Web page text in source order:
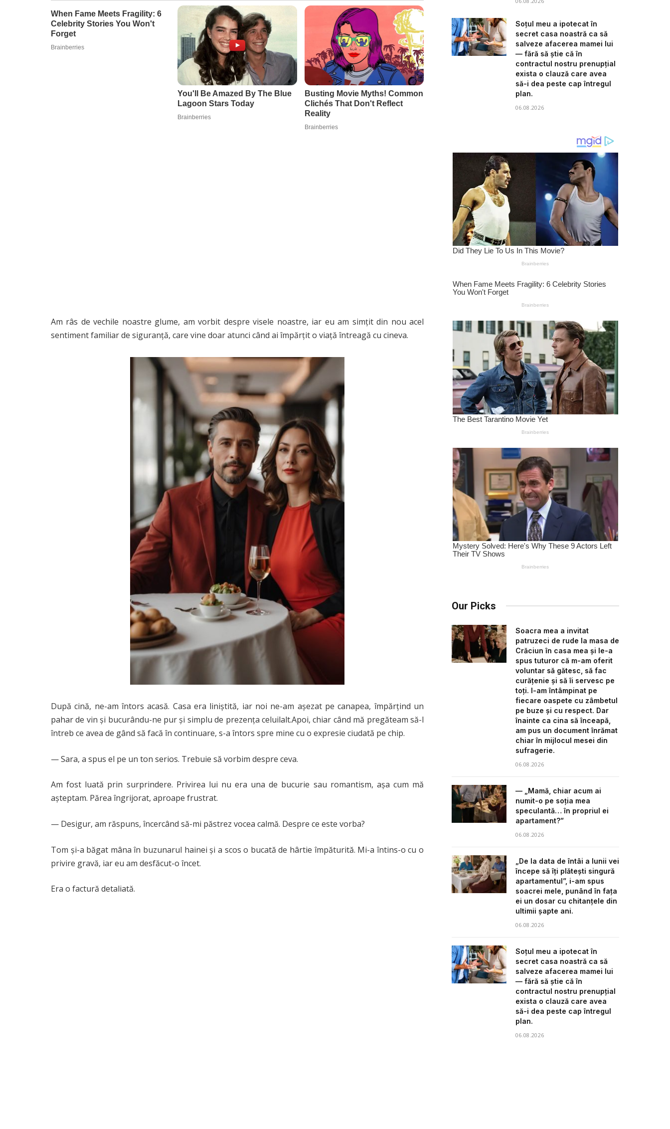
Am râs de vechile noastre glume, am vorbit despre visele noastre, iar eu am simțit din nou acel
sentiment familiar de siguranță, care vine doar atunci când ai împărțit o viață întreagă cu cineva.
După cină, ne-am întors acasă. Casa era liniștită, iar noi ne-am așezat pe canapea, împărțind un
pahar de vin și bucurându-ne pur și simplu de prezența celuilalt.Apoi, chiar când mă pregăteam să-l
întreb ce avea de gând să facă în continuare, s-a întors spre mine cu o expresie ciudată pe chip.
— Sara, a spus el pe un ton serios. Trebuie să vorbim despre ceva.
Am fost luată prin surprindere. Privirea lui nu era una de bucurie sau romantism, așa cum mă
așteptam. Părea îngrijorat, aproape frustrat.
— Desigur, am răspuns, încercând să-mi păstrez vocea calmă. Despre ce este vorba?
Tom și-a băgat mâna în buzunarul hainei și a scos o bucată de hârtie împăturită. Mi-a întins-o cu o
privire gravă, iar eu am desfăcut-o încet.
Era o factură detaliată.
Soțul meu a ipotecat în
secret casa noastră ca să
salveze afacerea mamei lui
— fără să știe că în
contractul nostru prenupțial
exista o clauză care avea
să-i dea peste cap întregul
plan.
06.08.2026
Our Picks
Soacra mea a invitat
patruzeci de rude la masa de
Crăciun în casa mea și le-a
spus tuturor că m-am oferit
voluntar să gătesc, să fac
curățenie și să îi servesc pe
toți. I-am întâmpinat pe
fiecare oaspete cu zâmbetul
pe buze și cu respect. Dar
înainte ca cina să înceapă,
am pus un document înrămat
chiar în mijlocul mesei din
sufragerie.
06.08.2026
— „Mamă, chiar acum ai
numit-o pe soția mea
speculantă… în propriul ei
apartament?”
06.08.2026
„De la data de întâi a lunii vei
începe să îți plătești singură
apartamentul”, i-am spus
soacrei mele, punând în fața
ei un dosar cu chitanțele din
ultimii șapte ani.
06.08.2026
Soțul meu a ipotecat în
secret casa noastră ca să
salveze afacerea mamei lui
— fără să știe că în
contractul nostru prenupțial
exista o clauză care avea
să-i dea peste cap întregul
plan.
06.08.2026